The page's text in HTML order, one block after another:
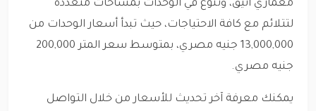
معماري أنيق، وتنوع في الوحدات بمساحات متعددة
لتتلائم مع كافة الاحتياجات، حيث تبدأ أسعار الوحدات من
13,000,000 جنيه مصري، بمتوسط سعر المتر 200,000
جنيه مصري.
يمكنك معرفة آخر تحديث للأسعار من خلال التواصل